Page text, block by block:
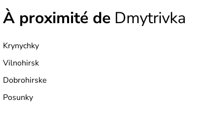
À proximité de Dmytrivka
Krynychky
Vilnohirsk
Dobrohirske
Posunky